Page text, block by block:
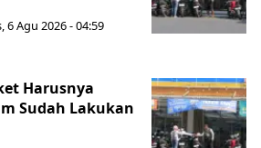
6 Agu 2026 - 04:59
Harusnya
Sudah Lakukan